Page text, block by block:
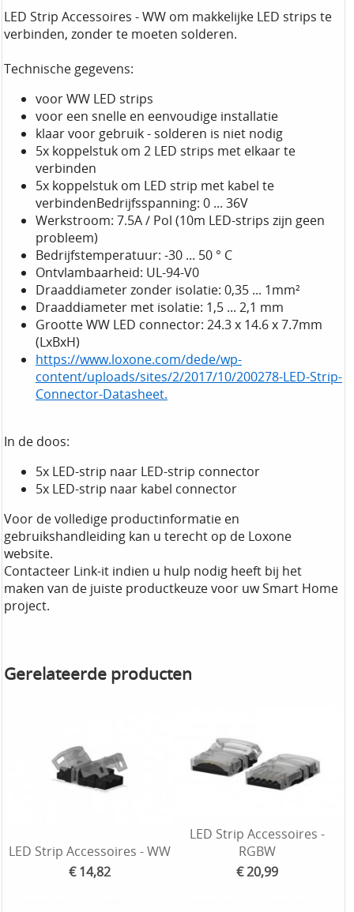
LED Strip Accessoires - WW om makkelijke LED strips te
verbinden, zonder te moeten solderen.
Technische gegevens:
voor WW LED strips
voor een snelle en eenvoudige installatie
klaar voor gebruik - solderen is niet nodig
5x koppelstuk om 2 LED strips met elkaar te
verbinden
5x koppelstuk om LED strip met kabel te
verbindenBedrijfsspanning: 0 ... 36V
Werkstroom: 7.5A / Pol (10m LED-strips zijn geen
probleem)
Bedrijfstemperatuur: -30 ... 50 ° C
Ontvlambaarheid: UL-94-V0
Draaddiameter zonder isolatie: 0,35 ... 1mm²
Draaddiameter met isolatie: 1,5 ... 2,1 mm
Grootte WW LED connector: 24.3 x 14.6 x 7.7mm
(LxBxH)
https://www.loxone.com/dede/wp-
content/uploads/sites/2/2017/10/200278-LED-Strip-
Connector-Datasheet.
In de doos:
5x LED-strip naar LED-strip connector
5x LED-strip naar kabel connector
Voor de volledige productinformatie en
gebruikshandleiding kan u terecht op de Loxone
website.
Contacteer Link-it indien u hulp nodig heeft bij het
maken van de juiste productkeuze voor uw Smart Home
project.
Gerelateerde producten
LED Strip Accessoires - WW
€ 14,82
LED Strip Accessoires -
RGBW
€ 20,99